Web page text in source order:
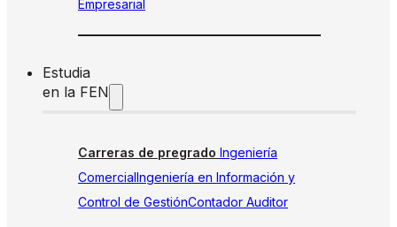
Empresarial
Estudia
en la FEN
Carreras de pregrado Ingeniería
ComercialIngeniería en Información y
Control de GestiónContador Auditor